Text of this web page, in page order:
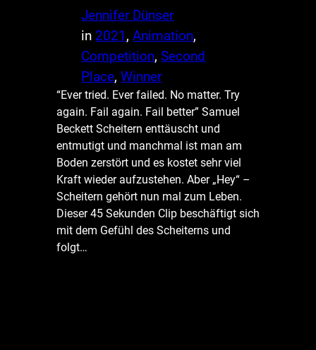
Jennifer Dünser
in 2021 , Animation
Competition, Second
Place, Winner
“Ever tried. Ever failed. No matter. Try
again. Fail again. Fail better” Samuel
Beckett Scheitern enttäuscht und
entmutigt und manchmal ist man am
Boden zerstört und es kostet sehr viel
Kraft wieder aufzustehen. Aber „Hey“ –
Scheitern gehört nun mal zum Leben.
Dieser 45 Sekunden Clip beschäftigt sich
mit dem Gefühl des Scheiterns und
folgt…